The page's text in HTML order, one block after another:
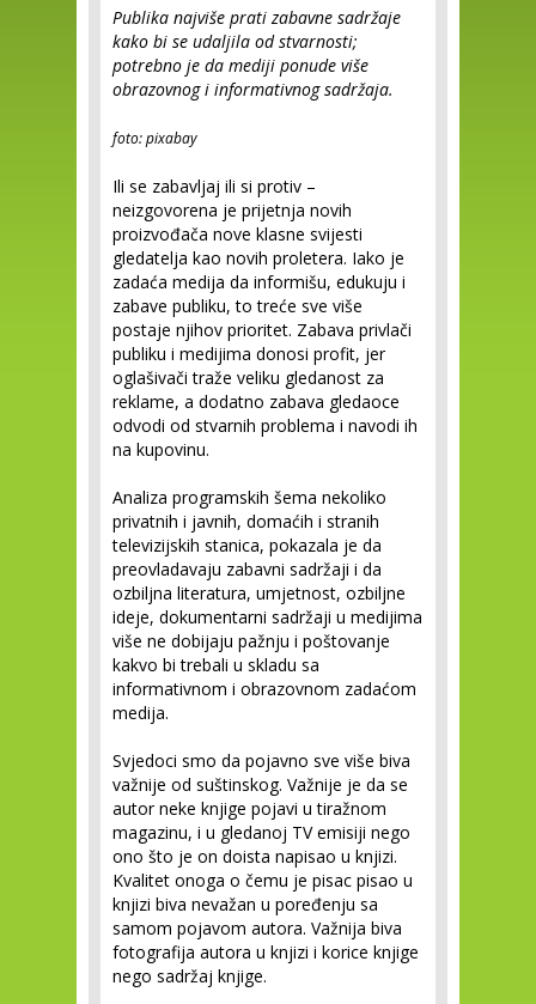
Publika najviše prati zabavne sadržaje
kako bi se udaljila od stvarnosti;
potrebno je da mediji ponude više
obrazovnog i informativnog sadržaja.
foto: pixabay
Ili se zabavljaj ili si protiv –
neizgovorena je prijetnja novih
proizvođača nove klasne svijesti
gledatelja kao novih proletera. Iako je
zadaća medija da informišu, edukuju i
zabave publiku, to treće sve više
postaje njihov prioritet. Zabava privlači
publiku i medijima donosi profit, jer
oglašivači traže veliku gledanost za
reklame, a dodatno zabava gledaoce
odvodi od stvarnih problema i navodi ih
na kupovinu.
Analiza programskih šema nekoliko
privatnih i javnih, domaćih i stranih
televizijskih stanica, pokazala je da
preovladavaju zabavni sadržaji i da
ozbiljna literatura, umjetnost, ozbiljne
ideje, dokumentarni sadržaji u medijima
više ne dobijaju pažnju i poštovanje
kakvo bi trebali u skladu sa
informativnom i obrazovnom zadaćom
medija.
Svjedoci smo da pojavno sve više biva
važnije od suštinskog. Važnije je da se
autor neke knjige pojavi u tiražnom
magazinu, i u gledanoj TV emisiji nego
ono što je on doista napisao u knjizi.
Kvalitet onoga o čemu je pisac pisao u
knjizi biva nevažan u poređenju sa
samom pojavom autora. Važnija biva
fotografija autora u knjizi i korice knjige
nego sadržaj knjige.